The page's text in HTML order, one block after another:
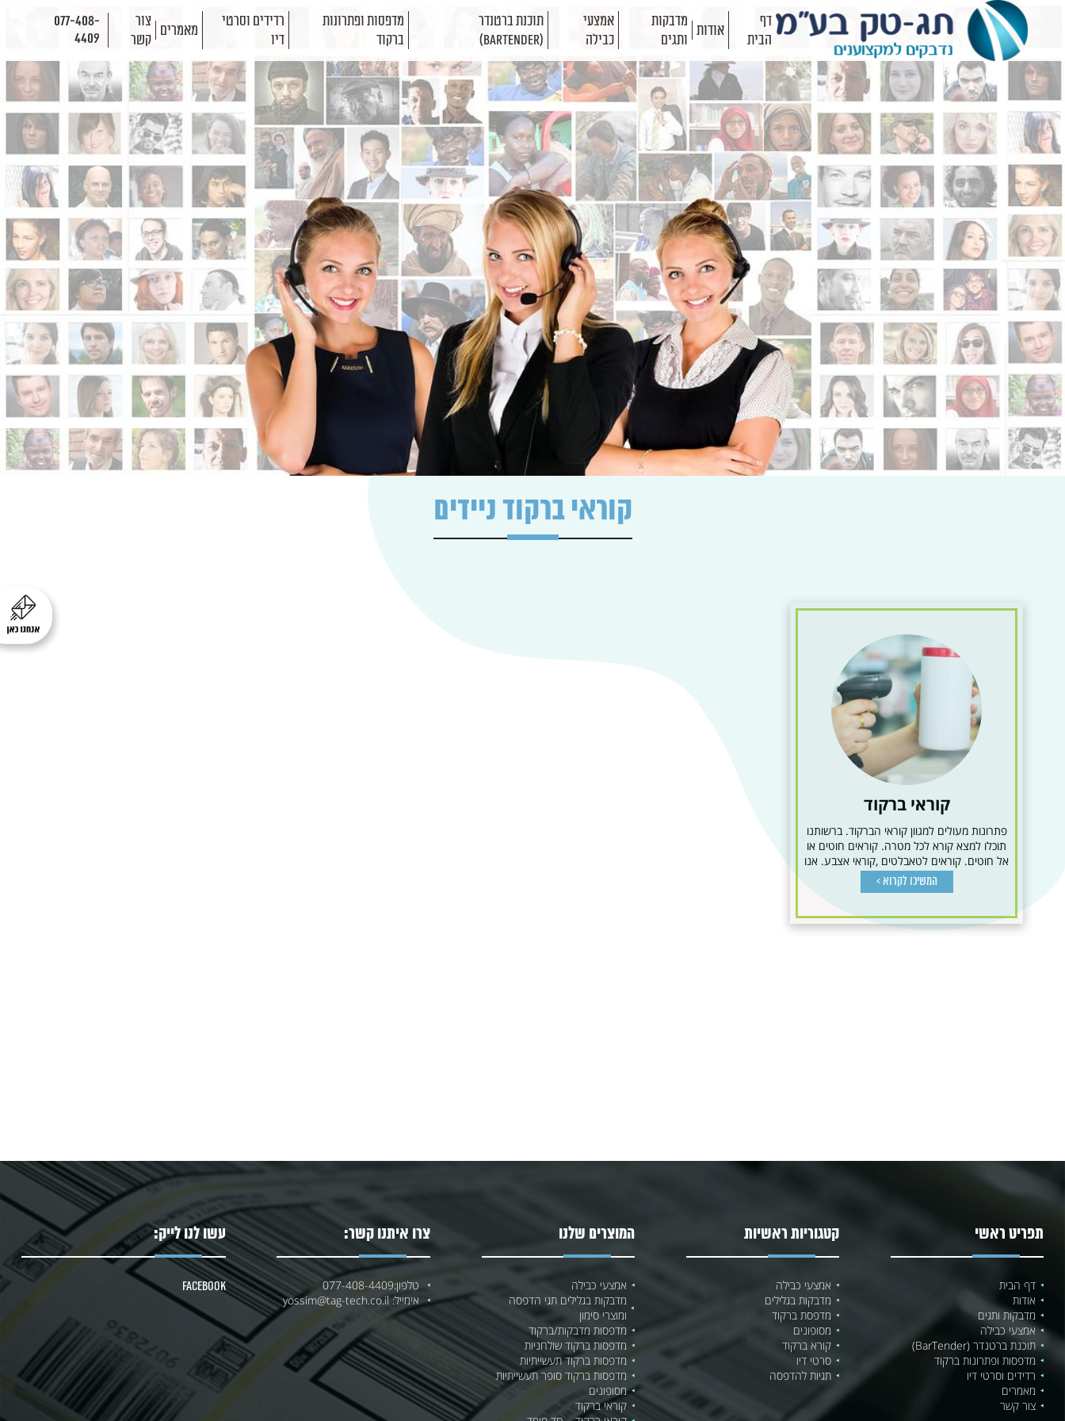
דף
הבית
אודות
מדבקות
ותגים
אמצעי
כבילה
תוכנת ברטנדר
(BarTender)
מדפסות ופתרונות
ברקוד
רדידים וסרטי
דיו
מאמרים
צור
קשר
077-408-
4409
קוראי ברקוד ניידים
קוראי ברקוד
פתרונות מעולים למגוון קוראי הברקוד. ברשותנו
תוכלו למצא קורא לכל מטרה. קוראים חוטים או
אל חוטים. קוראים לטאבלטים ,קוראי אצבע. אנו
משווקים את המותגים...
המשיכו לקרוא >
תפריט ראשי
דף הבית
אודות
מדבקות ותגים
אמצעי כבילה
תוכנת ברטנדר (BarTender)
מדפסות ופתרונות ברקוד
רדידים וסרטי דיו
מאמרים
צור קשר
קטגוריות ראשיות
אמצעי כבילה
מדבקות בגלילים
מדפסת ברקוד
מסופונים
קורא ברקוד
סרטי דיו
תגיות להדפסה
המוצרים שלנו
אמצעי כבילה
מדבקות בגלילים תגי הדפסה
ומוצרי סימון
מדפסות מדבקות/ברקוד
מדפסות ברקוד שולחניות
מדפסות ברקוד תעשייתיות
מדפסות ברקוד סופר תעשייתיות
מסופונים
קוראי ברקוד
צרו איתנו קשר:
טלפון:077-408-4409
אימייל: yossim@tag-tech.co.il
עשו לנו לייק:
Facebook